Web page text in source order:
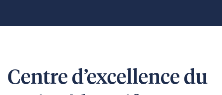
Centre d’excellence du